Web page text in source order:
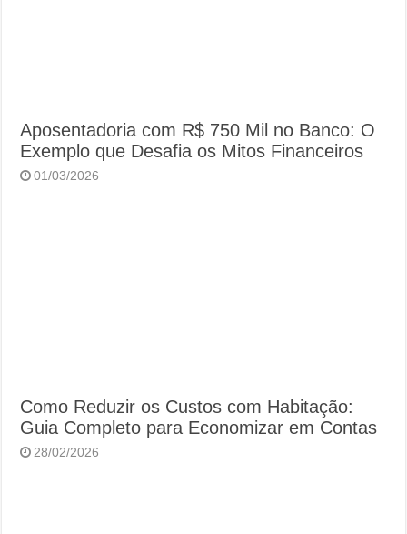
Aposentadoria com R$ 750 Mil no Banco: O
Exemplo que Desafia os Mitos Financeiros
01/03/2026
Como Reduzir os Custos com Habitação:
Guia Completo para Economizar em Contas
28/02/2026